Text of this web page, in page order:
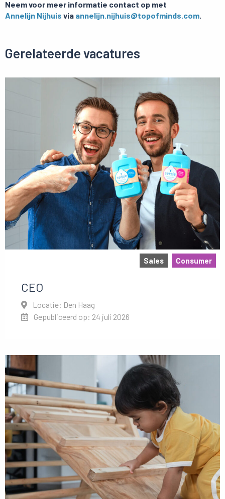
Neem voor meer informatie contact op met
Annelijn Nijhuis via annelijn.nijhuis@topofminds.com
Gerelateerde vacatures
Sales Consumer
CEO
Locatie: Den Haag
Gepubliceerd op: 24 juli 2026